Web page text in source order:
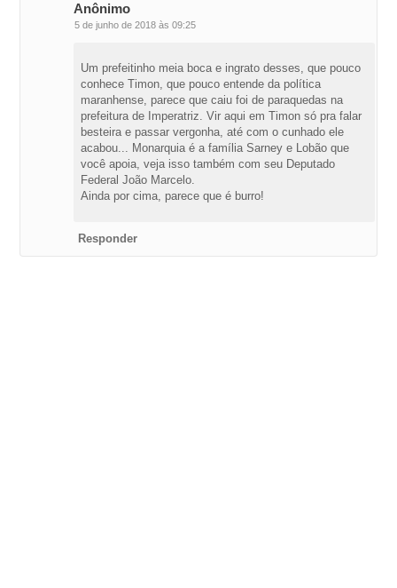
Anônimo
5 de junho de 2018 às 09:25
Um prefeitinho meia boca e ingrato desses, que pouco
conhece Timon, que pouco entende da política
maranhense, parece que caiu foi de paraquedas na
prefeitura de Imperatriz. Vir aqui em Timon só pra falar
besteira e passar vergonha, até com o cunhado ele
acabou... Monarquia é a família Sarney e Lobão que
você apoia, veja isso também com seu Deputado
Federal João Marcelo.
Ainda por cima, parece que é burro!
Responder